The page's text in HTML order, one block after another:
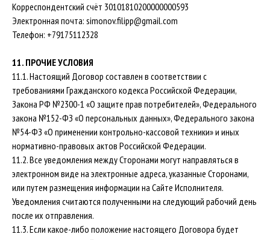
Корреспондентский счёт 30101810200000000593
Электронная почта: simonov.filipp@gmail.com
Телефон: +79175112328
11. ПРОЧИЕ УСЛОВИЯ
11.1. Настоящий Договор составлен в соответствии с
требованиями Гражданского кодекса Российской Федерации,
Закона РФ №2300-1 «О защите прав потребителей», Федерального
закона №152-ФЗ «О персональных данных», Федерального закона
№54-ФЗ «О применении контрольно-кассовой техники» и иных
нормативно-правовых актов Российской Федерации.
11.2. Все уведомления между Сторонами могут направляться в
электронном виде на электронные адреса, указанные Сторонами,
или путем размещения информации на Сайте Исполнителя.
Уведомления считаются полученными на следующий рабочий день
после их отправления.
11.3. Если какое-либо положение настоящего Договора будет